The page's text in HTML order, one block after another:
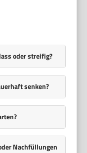
oder streifig?
senken?
Nachfüllungen